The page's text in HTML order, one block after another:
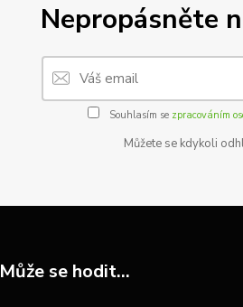
Nepropásněte
Souhlasím se zpracováním
Můžete se kdykoli
Může se hodit...